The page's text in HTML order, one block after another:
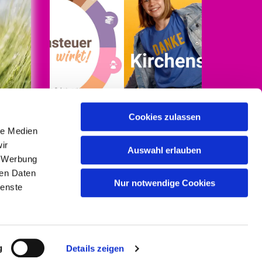
Medien
Daten
Details zeigen
Cookies zulassen
Auswahl erlauben
Nur notwendige Cookies
Mehr Infos auf
kirchensteuer-wirkt.de